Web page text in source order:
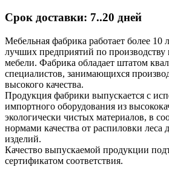
Срок доставки: 7..20 дней
Мебельная фабрика работает более 10
лучших предприятий по производству
мебели. Фабрика обладает штатом
специалистов, занимающихся
высокого качества.
Продукция фабрики выпускается с
импортного оборудования из
экологически чистых материалов, в
нормами качества от распиловки леса
изделий.
Качество выпускаемой продукции
сертификатом соответствия.